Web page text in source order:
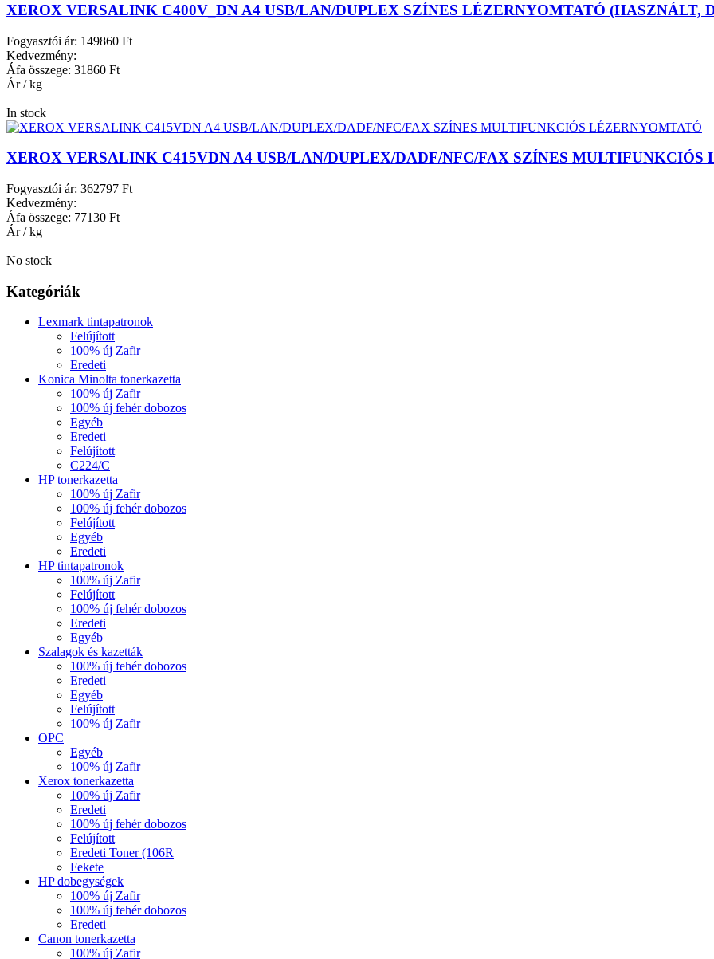
XEROX VERSALINK C400V_DN A4 USB/LAN/DUPLEX SZÍNES LÉZERNYOMTATÓ (HASZNÁLT,
Fogyasztói ár: 149860 Ft
Kedvezmény:
Áfa összege: 31860 Ft
Ár / kg
In stock
XEROX VERSALINK C415VDN A4 USB/LAN/DUPLEX/DADF/NFC/FAX SZÍNES MULTIFUNKCIÓS
Fogyasztói ár: 362797 Ft
Kedvezmény:
Áfa összege: 77130 Ft
Ár / kg
No stock
Kategóriák
Lexmark tintapatronok
Felújított
100% új Zafir
Eredeti
Konica Minolta tonerkazetta
100% új Zafir
100% új fehér dobozos
Egyéb
Eredeti
Felújított
C224/C
HP tonerkazetta
100% új Zafir
100% új fehér dobozos
Felújított
Egyéb
Eredeti
HP tintapatronok
100% új Zafir
Felújított
100% új fehér dobozos
Eredeti
Egyéb
Szalagok és kazetták
100% új fehér dobozos
Eredeti
Egyéb
Felújított
100% új Zafir
OPC
Egyéb
100% új Zafir
Xerox tonerkazetta
100% új Zafir
Eredeti
100% új fehér dobozos
Felújított
Eredeti Toner (106R
Fekete
HP dobegységek
100% új Zafir
100% új fehér dobozos
Eredeti
Canon tonerkazetta
100% új Zafir